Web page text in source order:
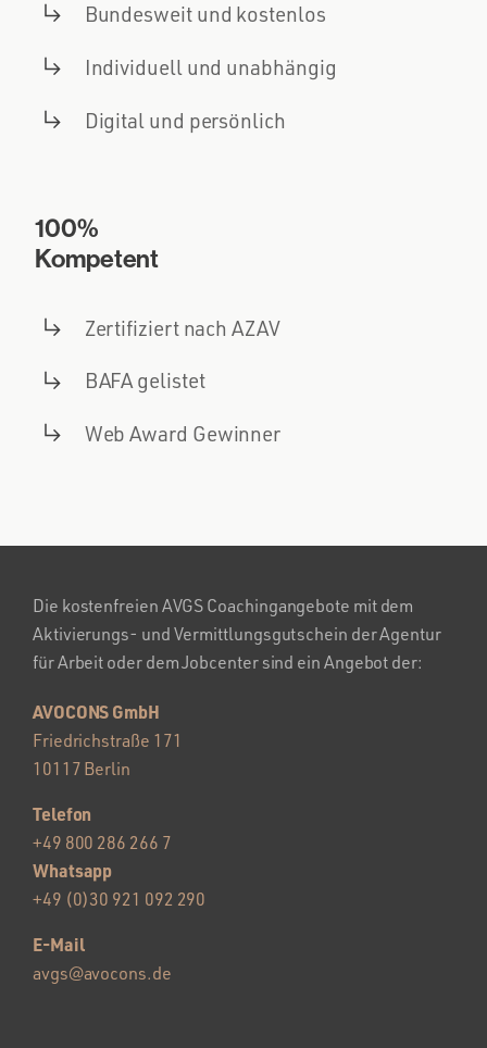
Bundesweit und kostenlos
Individuell und unabhängig
Digital und persönlich
100%
Kompetent
Zertifiziert nach AZAV
BAFA gelistet
Web Award Gewinner
Die kostenfreien AVGS Coachingangebote mit dem
Aktivierungs- und Vermittlungsgutschein der Agentur
für Arbeit oder dem Jobcenter sind ein Angebot der:
AVOCONS GmbH
Friedrichstraße 171
10117 Berlin
Telefon
+49 800 286 266 7
Whatsapp
+49 (0)30 921 092 290
E-Mail
avgs@avocons.de